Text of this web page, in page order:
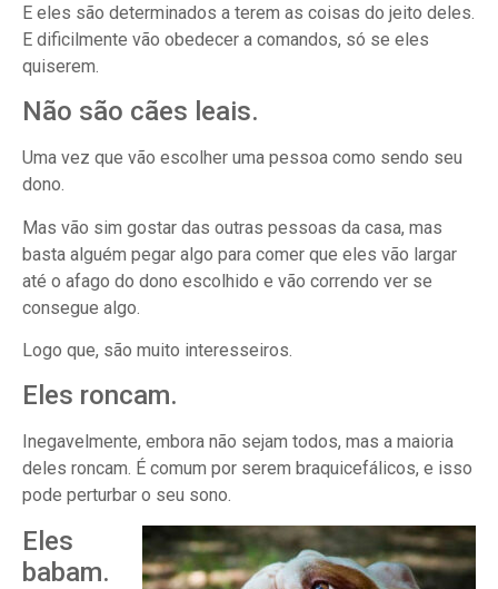
E eles são determinados a terem as coisas do jeito deles.
E dificilmente vão obedecer a comandos, só se eles
quiserem.
Não são cães leais.
Uma vez que vão escolher uma pessoa como sendo seu
dono.
Mas vão sim gostar das outras pessoas da casa, mas
basta alguém pegar algo para comer que eles vão largar
até o afago do dono escolhido e vão correndo ver se
consegue algo.
Logo que, são muito interesseiros.
Eles roncam.
Inegavelmente, embora não sejam todos, mas a maioria
deles roncam. É comum por serem braquicefálicos, e isso
pode perturbar o seu sono.
Eles
babam.